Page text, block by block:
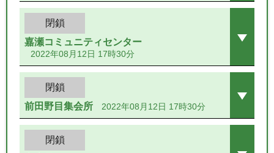
閉鎖
嘉瀬コミュニティセンター
2022年08月12日 17時30分
閉鎖
前田野目集会所
2022年08月12日 17時30分
閉鎖